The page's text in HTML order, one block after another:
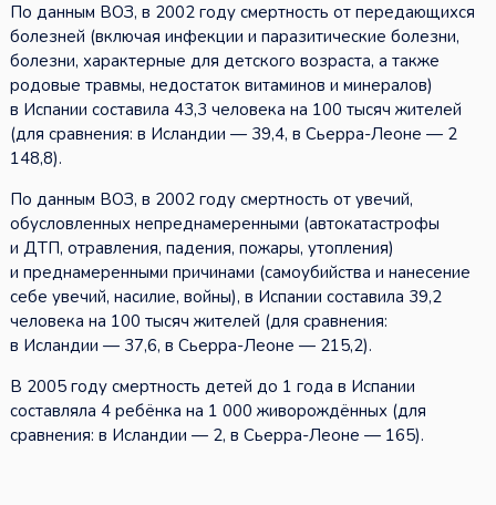
По данным ВОЗ, в 2002 году смертность от передающихся
болезней (включая инфекции и паразитические болезни,
болезни, характерные для детского возраста, а также
родовые травмы, недостаток витаминов и минералов)
в Испании составила 43,3 человека на 100 тысяч жителей
(для сравнения: в Исландии — 39,4, в Сьерра-Леоне — 2
148,8).
По данным ВОЗ, в 2002 году смертность от увечий,
обусловленных непреднамеренными (автокатастрофы
и ДТП, отравления, падения, пожары, утопления)
и преднамеренными причинами (самоубийства и нанесение
себе увечий, насилие, войны), в Испании составила 39,2
человека на 100 тысяч жителей (для сравнения:
в Исландии — 37,6, в Сьерра-Леоне — 215,2).
В 2005 году смертность детей до 1 года в Испании
составляла 4 ребёнка на 1 000 живорождённых (для
сравнения: в Исландии — 2, в Сьерра-Леоне — 165).